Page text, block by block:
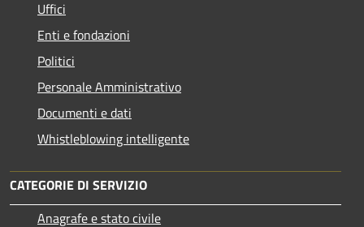
Uffici
Enti e fondazioni
Politici
Personale Amministrativo
Documenti e dati
Whistleblowing intelligente
CATEGORIE DI SERVIZIO
Anagrafe e stato civile